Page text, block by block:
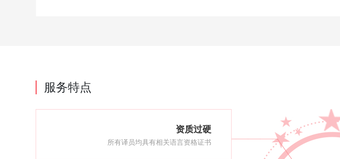
服务特点
资质过硬
所有译员均具有相关语言资格证书